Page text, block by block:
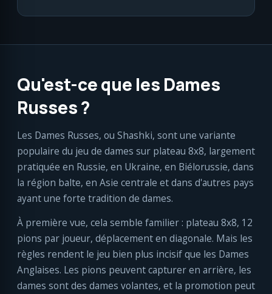
Qu'est-ce que les Dames
Russes ?
Les Dames Russes, ou Shashki, sont une variante
populaire du jeu de dames sur plateau 8x8, largement
pratiquée en Russie, en Ukraine, en Biélorussie, dans
la région balte, en Asie centrale et dans d'autres pays
ayant une forte tradition de dames.
À première vue, cela semble familier : plateau 8x8, 12
pions par joueur, déplacement en diagonale. Mais les
règles rendent le jeu bien plus incisif que les Dames
Anglaises. Les pions peuvent capturer en arrière, les
dames sont des dames volantes, et la promotion peut